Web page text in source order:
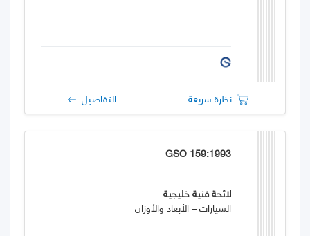
نظرة سريعة التفاصيل
GSO 159:1993
لائحة فنية خليجية
السيارات – الأبعاد والأوزان